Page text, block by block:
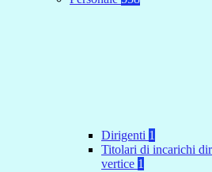
Dirigenti 1
Titolari di incarichi
vertice 1